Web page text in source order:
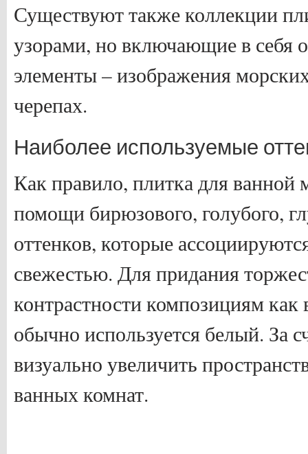
Существуют также коллекции
узорами, но включающие в себя
элементы – изображения
черепах.
Наиболее используемые
Как правило, плитка для ванной
помощи бирюзового, голубого,
оттенков, которые
свежестью. Для придания
контрастности композициям как
обычно используется белый. За
визуально увеличить
ванных комнат.